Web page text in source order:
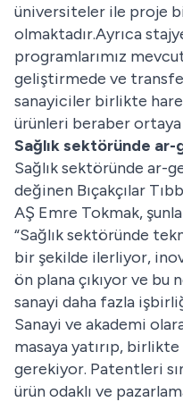
üniversiteler ile proje
olmaktadır.Ayrıca
programlarımız
geliştirmede ve
sanayiciler birlikte
ürünleri beraber
Sağlık sektöründe
Sağlık sektöründe ar-
değinen Bıçakçılar
AŞ Emre Tokmak,
“Sağlık sektöründe
bir şekilde ilerliyor,
ön plana çıkıyor ve bu
sanayi daha fazla
Sanayi ve akademi
masaya yatırıp,
gerekiyor. Patentleri
ürün odaklı ve